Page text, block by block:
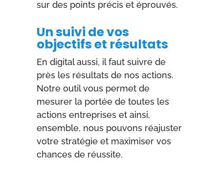
sur des points précis et éprouvés.
Un suivi de vos
objectifs et résultats
En digital aussi, il faut suivre de
près les résultats de nos actions.
Notre outil vous permet de
mesurer la portée de toutes les
actions entreprises et ainsi,
ensemble, nous pouvons réajuster
votre stratégie et maximiser vos
chances de réussite.